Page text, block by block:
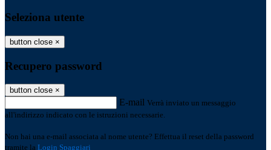
Seleziona utente
button close ×
Recupero password
button close ×
E-mail Verrà inviato un messaggio
all'indirizzo indicato con le istruzioni necessarie.
Non hai una e-mail associata al nome utente? Effettua il reset della password
tramite la Login Spaggiari